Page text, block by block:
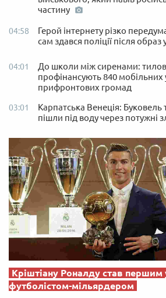
частину
04:58
Герой інтернету різко
сам здався поліції після образ
04:01
До школи між сиренами:
профінансують 840 мобільних
прифронтових громад
03:01
Карпатська Венеція: Буковель
пішли під воду через потужні
Кріштіану Роналду став першим
футболістом-мільярдером